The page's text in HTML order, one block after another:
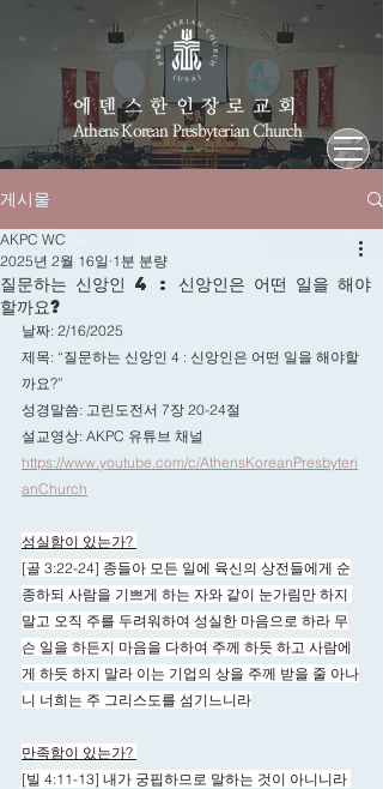
에덴스한인장로교회
Athens Korean Presbyterian Church
게시물
질문하는 신앙인 4 : 신앙인은 어떤 일을 해야
할까요?
AKPC WC
2025년 2월 16일 1분 분량
날짜: 2/16/2025
제목: “질문하는 신앙인 4 : 신앙인은 어떤 일을 해야할
까요?”
성경말씀: 고린도전서 7장 20-24절
설교영상: AKPC 유튜브 채널
https://www.youtube.com/c/AthensKoreanPresbyteri
anChurch
성실함이 있는가?
[골 3:22-24] 종들아 모든 일에 육신의 상전들에게 순
종하되 사람을 기쁘게 하는 자와 같이 눈가림만 하지
말고 오직 주를 두려워하여 성실한 마음으로 하라 무
슨 일을 하든지 마음을 다하여 주께 하듯 하고 사람에
게 하듯 하지 말라 이는 기업의 상을 주께 받을 줄 아나
니 너희는 주 그리스도를 섬기느니라
만족함이 있는가?
[빌 4:11-13] 내가 궁핍하므로 말하는 것이 아니니라